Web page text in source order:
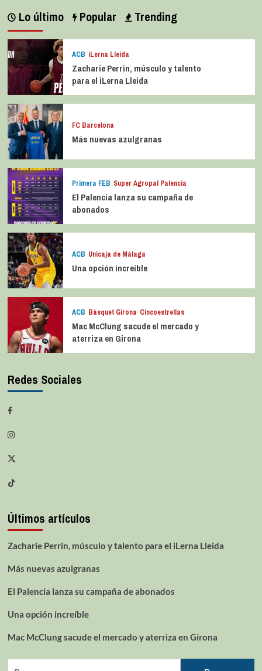
Lo último Popular Trending
ACB iLerna Lleida
Zacharie Perrin, músculo y talento
para el iLerna Lleida
FC Barcelona
Más nuevas azulgranas
Primera FEB Super Agropal Palencia
El Palencia lanza su campaña de
abonados
ACB Unicaja de Málaga
Una opción increíble
ACB Bàsquet Girona Cincoestrellas
Mac McClung sacude el mercado y
aterriza en Girona
Redes Sociales
Últimos artículos
Zacharie Perrin, músculo y talento para el iLerna Lleida
Más nuevas azulgranas
El Palencia lanza su campaña de abonados
Una opción increíble
Mac McClung sacude el mercado y aterriza en Girona